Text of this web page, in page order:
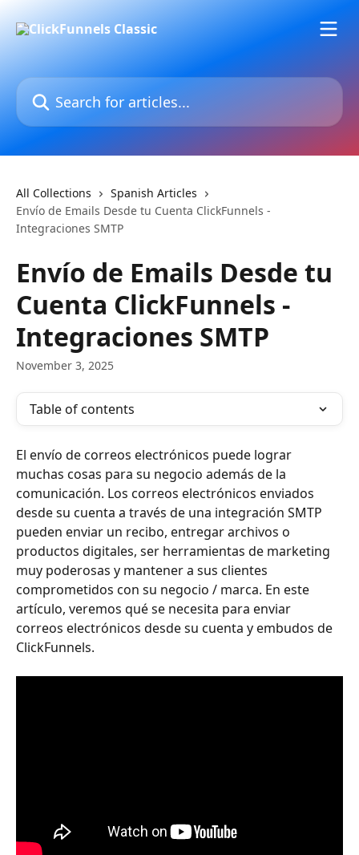
Search for articles...
All Collections
Spanish Articles
Envío de Emails Desde tu Cuenta ClickFunnels -
Integraciones SMTP
Envío de Emails Desde tu
Cuenta ClickFunnels -
Integraciones SMTP
November 3, 2025
Table of contents
El envío de correos electrónicos puede lograr
muchas cosas para su negocio además de la
comunicación. Los correos electrónicos enviados
desde su cuenta a través de una integración SMTP
pueden enviar un recibo, entregar archivos o
productos digitales, ser herramientas de marketing
muy poderosas y mantener a sus clientes
comprometidos con su negocio / marca. En este
artículo, veremos qué se necesita para enviar
correos electrónicos desde su cuenta y embudos de
ClickFunnels.